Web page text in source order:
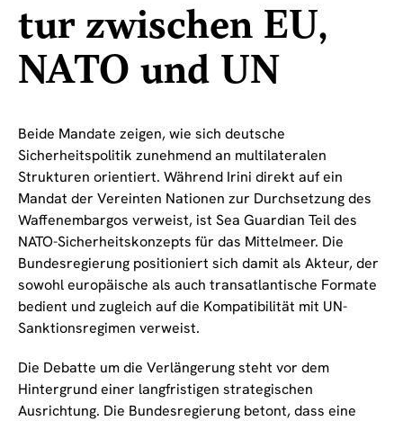
tur zwischen EU,
NATO und UN
Beide Mandate zeigen, wie sich deutsche
Sicherheitspolitik zunehmend an multilateralen
Strukturen orientiert. Während Irini direkt auf ein
Mandat der Vereinten Nationen zur Durchsetzung des
Waffenembargos verweist, ist Sea Guardian Teil des
NATO-Sicherheitskonzepts für das Mittelmeer. Die
Bundesregierung positioniert sich damit als Akteur, der
sowohl europäische als auch transatlantische Formate
bedient und zugleich auf die Kompatibilität mit UN-
Sanktionsregimen verweist.
Die Debatte um die Verlängerung steht vor dem
Hintergrund einer langfristigen strategischen
Ausrichtung. Die Bundesregierung betont, dass eine